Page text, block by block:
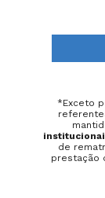
*Exceto
de
prestação